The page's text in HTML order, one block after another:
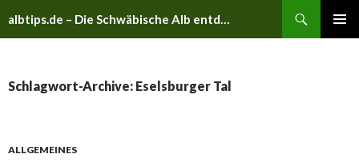
albtips.de – Die Schwäbische Alb entdecken
Schlagwort-Archive: Eselsburger Tal
ALLGEMEINES